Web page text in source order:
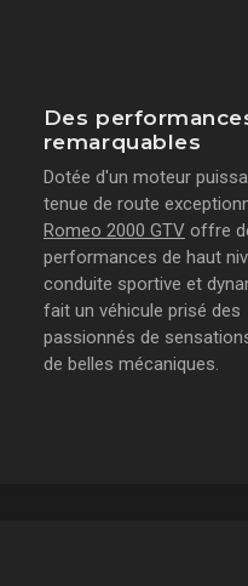
Des
remarquables
Dotée d'un moteur
tenue de route
Romeo 2000 GTV offre
performances de haut
conduite sportive et
fait un véhicule prisé des
passionnés de
de belles mécaniques.